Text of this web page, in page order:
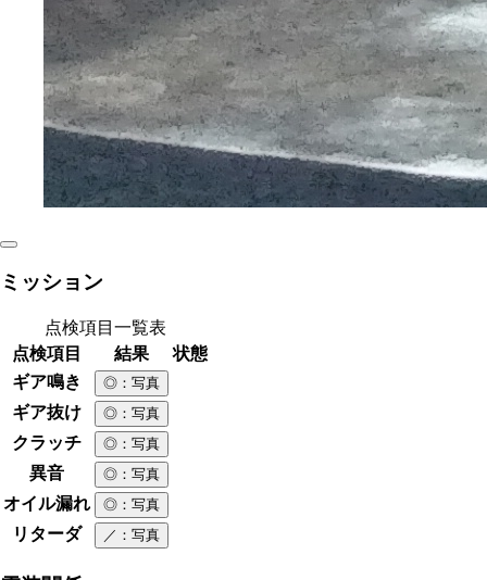
ミッション
点検項目一覧表
点検項目
結果
状態
ギア鳴き
◎ ：写真
ギア抜け ◎ ：写真
クラッチ ◎ ：写真
異音 ◎ ：写真
オイル漏れ ◎ ：写真
リターダ ／ ：写真